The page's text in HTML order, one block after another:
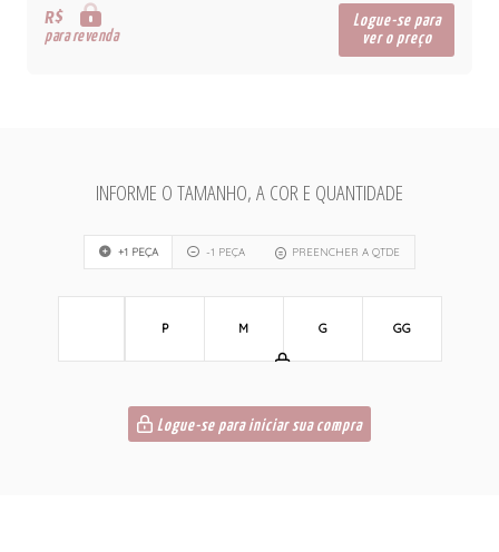
R$
para revenda
Logue-se para
ver o preço
INFORME O TAMANHO, A COR E QUANTIDADE
+1 PEÇA -1 PEÇA PREENCHER A QTDE
P M G GG
Logue-se para iniciar sua compra